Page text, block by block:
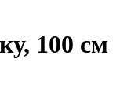
100 см